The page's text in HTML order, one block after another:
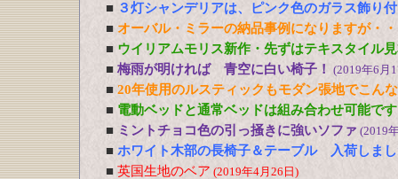
■ ３灯シャンデリアは、ピンク色のガラス飾り付
■ オーバル・ミラーの納品事例になりますが・
■ ウイリアムモリス新作・先ずはテキスタイル
■ 梅雨が明ければ 青空に白い椅子！ (2019年6月
■ 20年使用のルスティックもモダン張地でこん
■ 電動ベッドと通常ベッドは組み合わせ可能です
■ ミントチョコ色の引っ掻きに強いソファ (2019
■ ホワイト木部の長椅子＆テーブル 入荷しま
■ 英国生地のベア (2019年4月26日)